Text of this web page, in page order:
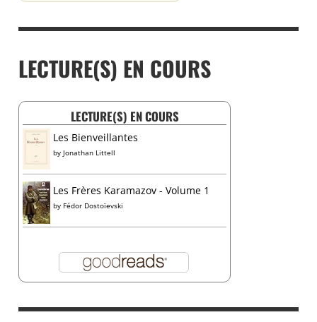
LECTURE(S) EN COURS
LECTURE(S) EN COURS
Les Bienveillantes
by Jonathan Littell
Les Frères Karamazov - Volume 1
by Fédor Dostoïevski